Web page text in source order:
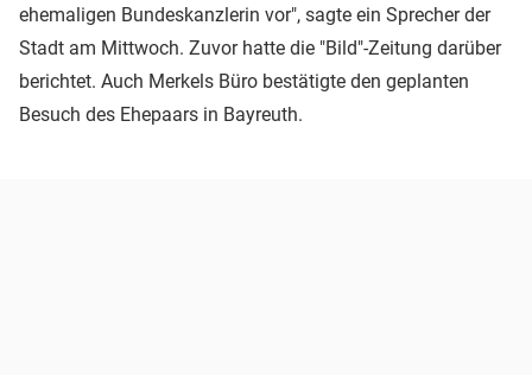
ehemaligen Bundeskanzlerin vor", sagte ein Sprecher der
Stadt am Mittwoch. Zuvor hatte die "Bild"-Zeitung darüber
berichtet. Auch Merkels Büro bestätigte den geplanten
Besuch des Ehepaars in Bayreuth.